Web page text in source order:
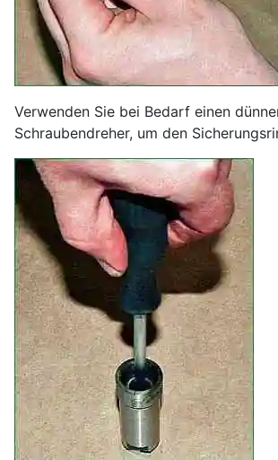
Verwenden Sie bei Bedarf einen
Schraubendreher, um den